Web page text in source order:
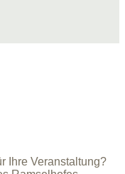
Ihre Veranstaltung?